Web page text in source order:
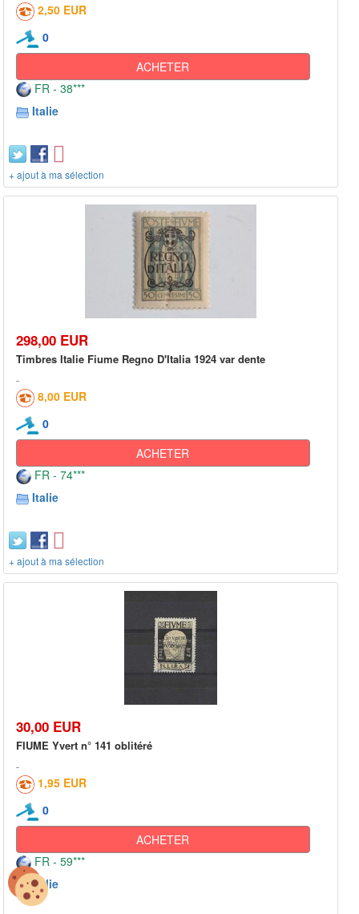
2,50 EUR
0
ACHETER
FR - 38***
Italie
+ ajout à ma sélection
298,00 EUR
Timbres Italie Fiume Regno D'Italia 1924 var dente
8,00 EUR
0
ACHETER
FR - 74***
Italie
+ ajout à ma sélection
30,00 EUR
FIUME Yvert n° 141 oblitéré
1,95 EUR
0
ACHETER
FR - 59***
Italie